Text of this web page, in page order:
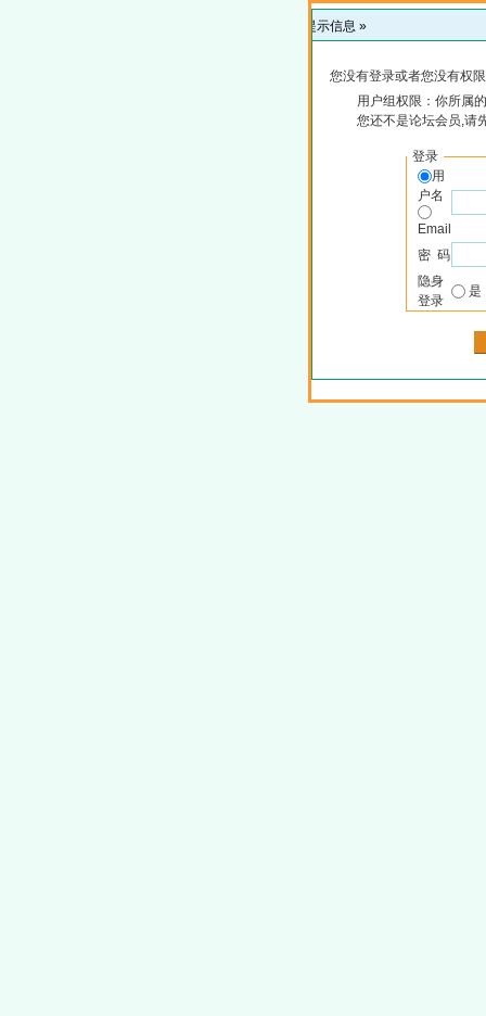
提示信息 »
您没有登录或者您没有权
用户组权限：你所属
您还不是论坛会员,请
登录
用
户名
Email
密 码
隐身
登录